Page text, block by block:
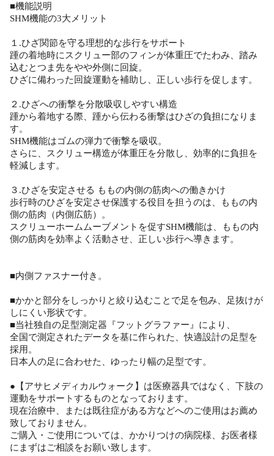
■機能説明
SHM機能の3大メリット
１.ひざ関節を守る理想的な歩行をサポート
踵の着地時にスクリュー部のフィンが体重圧でたわみ、踏み
込むとつま先をやや外側に回旋。
ひざに備わった回旋運動を補助し、正しい歩行を促します。
２.ひざへの衝撃を分散吸収しやすい構造
踵から着地する際、踵から伝わる衝撃はひざの負担になりま
す。
SHM機能はゴムの弾力で衝撃を吸収。
さらに、スクリュー構造が体重圧を分散し、効率的に負担を
軽減します。
３.ひざを安定させる ももの内側の筋肉への働きかけ
歩行時のひざを安定させ保護する役目を担うのは、ももの内
側の筋肉（内側広筋）。
スクリューホームムーブメントを促すSHM機能は、ももの内
側の筋肉を効率よく活動させ、正しい歩行へ導きます。
■内側ファスナー付き。
■かかと部分をしっかりと絞り込むことで足を包み、足抜けが
しにくい形状です。
■当社独自の足型測定器『フットグラファー』により、
全国で測定されたデータを基に作られた、快適設計の足型を
採用。
日本人の足に合わせた、ゆったり幅の足型です。
●【アサヒメディカルウォーク】は医療器具ではなく、下肢の
運動をサポートするものとなっております。
現在治療中、または既往症がある方などへのご使用はお薦め
致しておりません。
ご購入・ご使用については、かかりつけの病院様、お医者様
にまずはご相談をお願い致します。